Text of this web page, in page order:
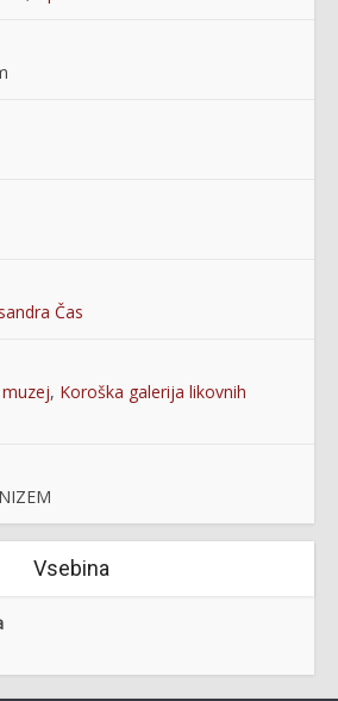
Čas
, Koroška galerija likovnih
Vsebina